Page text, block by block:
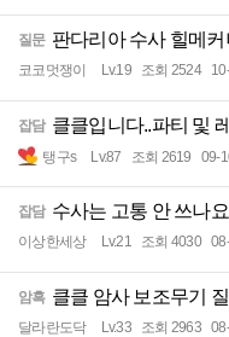
질문 판다리아 수사 힐메
코코멋쟁이 Lv.19 조회 2524
잡담 클클입니다..파티 및
탱구s Lv.87 조회 2619 09-
잡담 수사는 고통 안 쓰나
이상한세상 Lv.21 조회 4030
암흑 클클 암사 보조무기
달라란도닥 Lv.33 조회 2963